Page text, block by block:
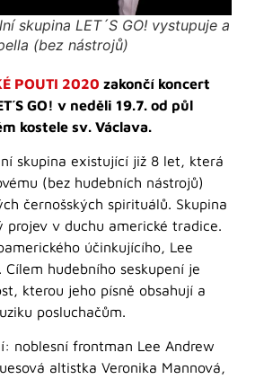
skupina LET´S GO! vystupuje a
(bez nástrojů)
POUTI 2020 zakončí koncert
GO! v neděli 19.7. od půl
kostele sv. Václava.
skupina existující již 8 let, která
(bez hudebních nástrojů)
černošských spirituálů. Skupina
projev v duchu americké tradice.
účinkujícího, Lee
Cílem hudebního seskupení je
kterou jeho písně obsahují a
posluchačům.
noblesní frontman Lee Andrew
altistka Veronika Mannová,